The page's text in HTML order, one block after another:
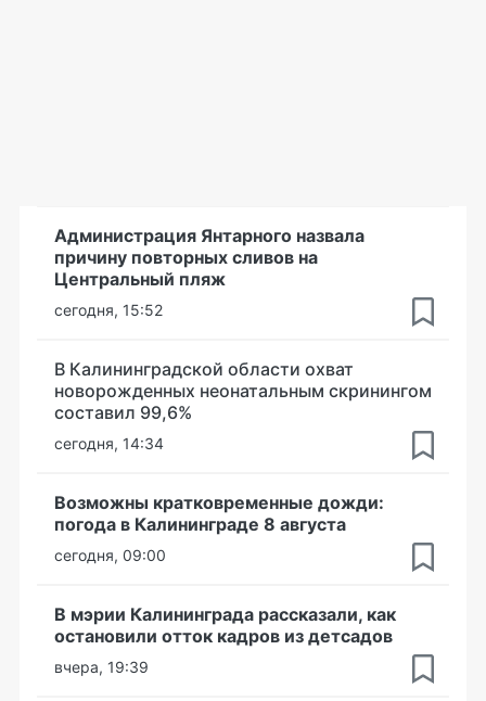
Администрация Янтарного назвала
причину повторных сливов на
Центральный пляж
сегодня, 15:52
В Калининградской области охват
новорожденных неонатальным скринингом
составил 99,6%
сегодня, 14:34
Возможны кратковременные дожди:
погода в Калининграде 8 августа
сегодня, 09:00
В мэрии Калининграда рассказали, как
остановили отток кадров из детсадов
вчера, 19:39